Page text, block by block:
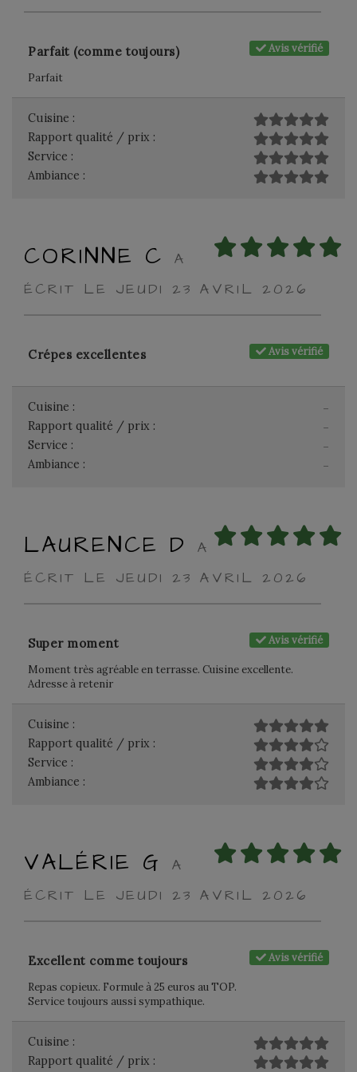
Avis vérifié
Parfait (comme toujours)
Parfait
Cuisine :
Rapport qualité / prix :
Service :
Ambiance :
CORINNE C
A
ÉCRIT LE JEUDI 23 AVRIL 2026
Avis vérifié
Crépes excellentes
-
Cuisine :
-
Rapport qualité / prix :
-
Service :
-
Ambiance :
LAURENCE D
A
ÉCRIT LE JEUDI 23 AVRIL 2026
Avis vérifié
Super moment
Moment très agréable en terrasse. Cuisine excellente.
Adresse à retenir
Cuisine :
Rapport qualité / prix :
Service :
Ambiance :
VALÉRIE G
A
ÉCRIT LE JEUDI 23 AVRIL 2026
Avis vérifié
Excellent comme toujours
Repas copieux. Formule à 25 euros au TOP.
Service toujours aussi sympathique.
Cuisine :
Rapport qualité / prix :